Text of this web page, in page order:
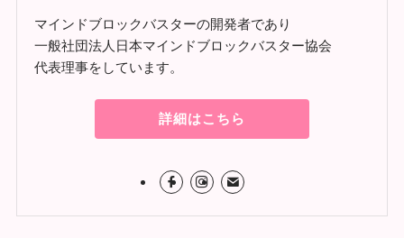
マインドブロックバスターの開発者であり
一般社団法人日本マインドブロックバスター協会
代表理事をしています。
詳細はこちら